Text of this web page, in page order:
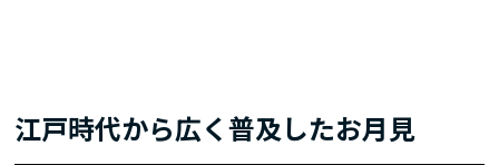
江戸時代から広く普及したお月見